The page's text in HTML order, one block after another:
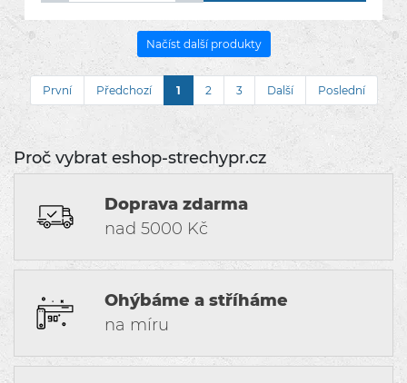
Proč vybrat eshop-strechypr.cz
Doprava zdarma
nad 5000 Kč
Ohýbáme a stříháme
na míru
Načíst další produkty
První Předchozí 1 2 3 Další Poslední